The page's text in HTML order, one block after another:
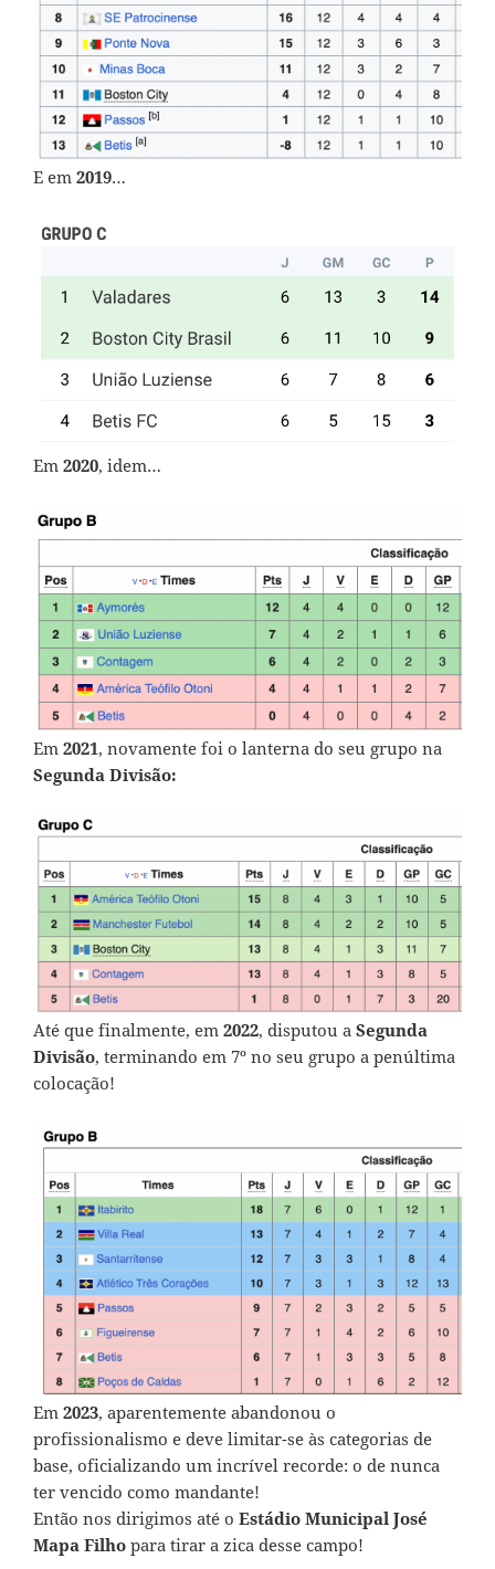
E em 2019…
Em 2020, idem…
Em 2021, novamente foi o lanterna do seu grupo na
Segunda Divisão:
Até que finalmente, em 2022, disputou a Segunda
Divisão, terminando em 7º no seu grupo a penúltima
colocação!
Em 2023, aparentemente abandonou o
profissionalismo e deve limitar-se às categorias de
base, oficializando um incrível recorde: o de nunca
ter vencido como mandante!
Então nos dirigimos até o Estádio Municipal José
Mapa Filho para tirar a zica desse campo!